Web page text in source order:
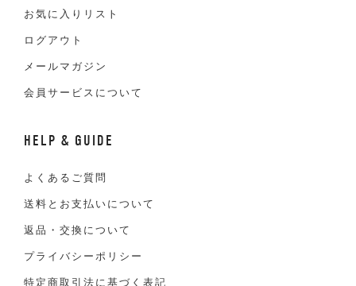
お気に入りリスト
ログアウト
メールマガジン
会員サービスについて
HELP & GUIDE
よくあるご質問
送料とお支払いについて
返品・交換について
プライバシーポリシー
特定商取引法に基づく表記